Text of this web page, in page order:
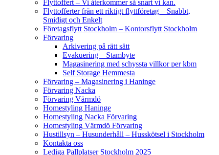
Flyttoffert – Vi återkommer så snart vi kan.
Flyttofferter från ett riktigt flyttföretag – Snabbt,
Smidigt och Enkelt
Företagsflytt Stockholm – Kontorsflytt Stockholm
Förvaring
Arkivering på rätt sätt
Evakuering – Stambyte
Magasinering med schyssta villkor per kbm
Self Storage Hemmesta
Förvaring – Magasinering i Haninge
Förvaring Nacka
Förvaring Värmdö
Homestyling Haninge
Homestyling Nacka Förvaring
Homestyling Värmdö Förvaring
Hustillsyn – Husunderhåll – Husskötsel i Stockholm
Kontakta oss
Lediga Pallplatser Stockholm 2025